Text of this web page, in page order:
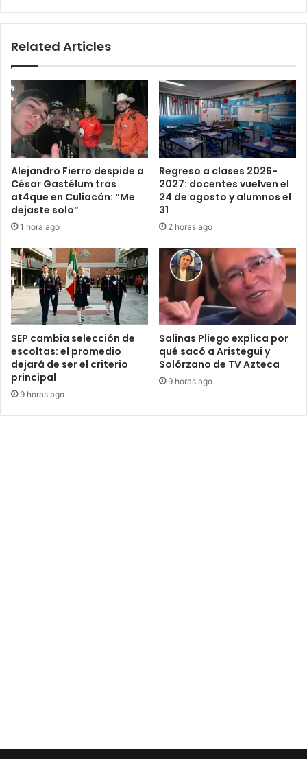
Related Articles
Alejandro Fierro despide a
César Gastélum tras
at4que en Culiacán: “Me
dejaste solo”
1 hora ago
Regreso a clases 2026-
2027: docentes vuelven el
24 de agosto y alumnos el
31
2 horas ago
SEP cambia selección de
escoltas: el promedio
dejará de ser el criterio
principal
9 horas ago
Salinas Pliego explica por
qué sacó a Aristegui y
Solórzano de TV Azteca
9 horas ago